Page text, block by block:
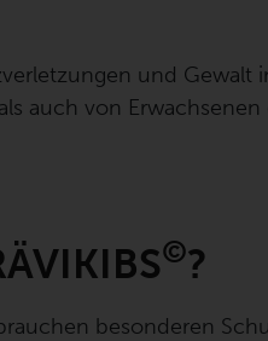
und
auch von
©?
besonderen